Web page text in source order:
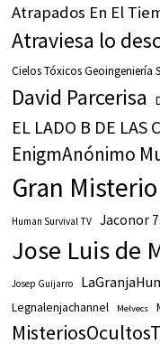
Atrapados En El
Atraviesa lo
Cielos Tóxicos Geoingeniería
David Parcerisa
EL LADO B DE LAS
EnigmAnónimo
Gran Misterio
Human Survival TV Jaconor
Jose Luis de
Josep Guijarro
Legnalenjachannel Melvecs